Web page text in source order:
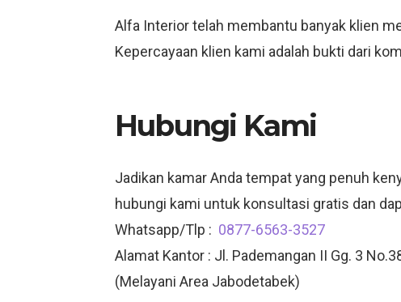
Alfa Interior telah membantu banyak klien
Kepercayaan klien kami adalah bukti dari
Hubungi Kami
Jadikan kamar Anda tempat yang penuh
hubungi kami untuk konsultasi gratis dan
Whatsapp/Tlp : 0877-6563-3527
Alamat Kantor : Jl. Pademangan II Gg. 3
(Melayani Area Jabodetabek)